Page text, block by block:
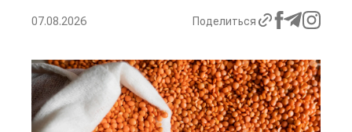
07.08.2026 Поделиться